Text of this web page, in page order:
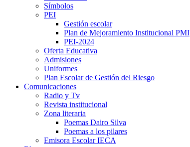
Símbolos
PEI
Gestión escolar
Plan de Mejoramiento Institucional PMI
PEI-2024
Oferta Educativa
Admisiones
Uniformes
Plan Escolar de Gestión del Riesgo
Comunicaciones
Radio y Tv
Revista institucional
Zona literaria
Poemas Dairo Silva
Poemas a los pilares
Emisora Escolar IECA